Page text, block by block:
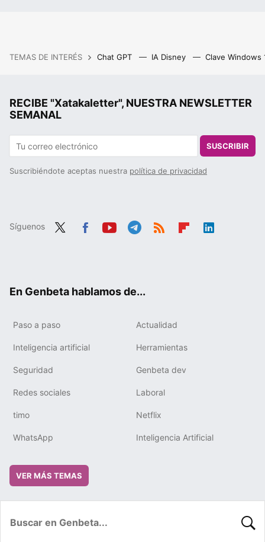
TEMAS DE INTERÉS Chat GPT IA Disney Clave Windows
RECIBE "Xatakaletter", NUESTRA NEWSLETTER
SEMANAL
SUSCRIBIR
Suscribiéndote aceptas nuestra política de privacidad
Síguenos
En Genbeta hablamos de...
Paso a paso Actualidad
Inteligencia artificial Herramientas
Seguridad Genbeta dev
Redes sociales Laboral
timo Netflix
WhatsApp Inteligencia Artificial
VER MÁS TEMAS